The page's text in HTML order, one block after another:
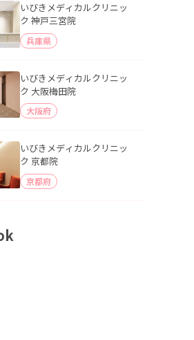
いびきメディカルクリニッ
ク 神戸三宮院
兵庫県
いびきメディカルクリニッ
ク 大阪梅田院
大阪府
いびきメディカルクリニッ
ク 京都院
京都府